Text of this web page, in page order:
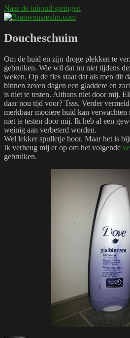
Naar de inhoud springen
Doucheschuim
Om de huid en zijn droge plekken te
gebruiken. Wie wil dat nu niet tijdens
weken. Op de fles staat dat als men dit
binnen zeven dagen een gladdere en
is niet te testen. Althans niet door mij.
daar nou tijd voor? Tsss. Verder
merkbaar mooiere huid kan
niet te testen door mij. Ik heb al een
weinig aan verbeterd worden.
Wel lekker spulletje hoor. Maar het is
Ik verheug mij er op om het volgende
gebruiken.